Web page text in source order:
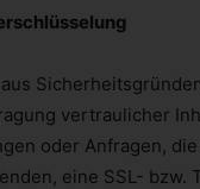
vertraulicher
oder Anfragen,
eine SSL- bzw.